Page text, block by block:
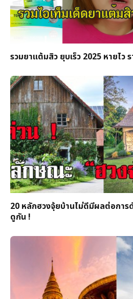
รวมยาแต้มสิว ยุบเร็ว 2025 หายไว
20 หลักฮวงจุ้ยบ้านไม่ดีมีผลต่อการ
ดูกัน !